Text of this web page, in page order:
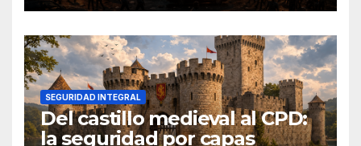
SEGURIDAD INTEGRAL
Del castillo medieval al CPD:
la seguridad por capas